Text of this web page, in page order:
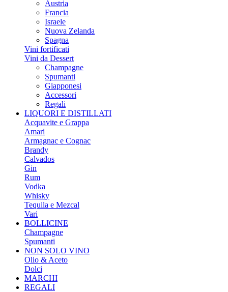
Austria
Francia
Israele
Nuova Zelanda
Spagna
Vini fortificati
Vini da Dessert
Champagne
Spumanti
Giapponesi
Accessori
Regali
LIQUORI E DISTILLATI
Acquavite e Grappa
Amari
Armagnac e Cognac
Brandy
Calvados
Gin
Rum
Vodka
Whisky
Tequila e Mezcal
Vari
BOLLICINE
Champagne
Spumanti
NON SOLO VINO
Olio & Aceto
Dolci
MARCHI
REGALI